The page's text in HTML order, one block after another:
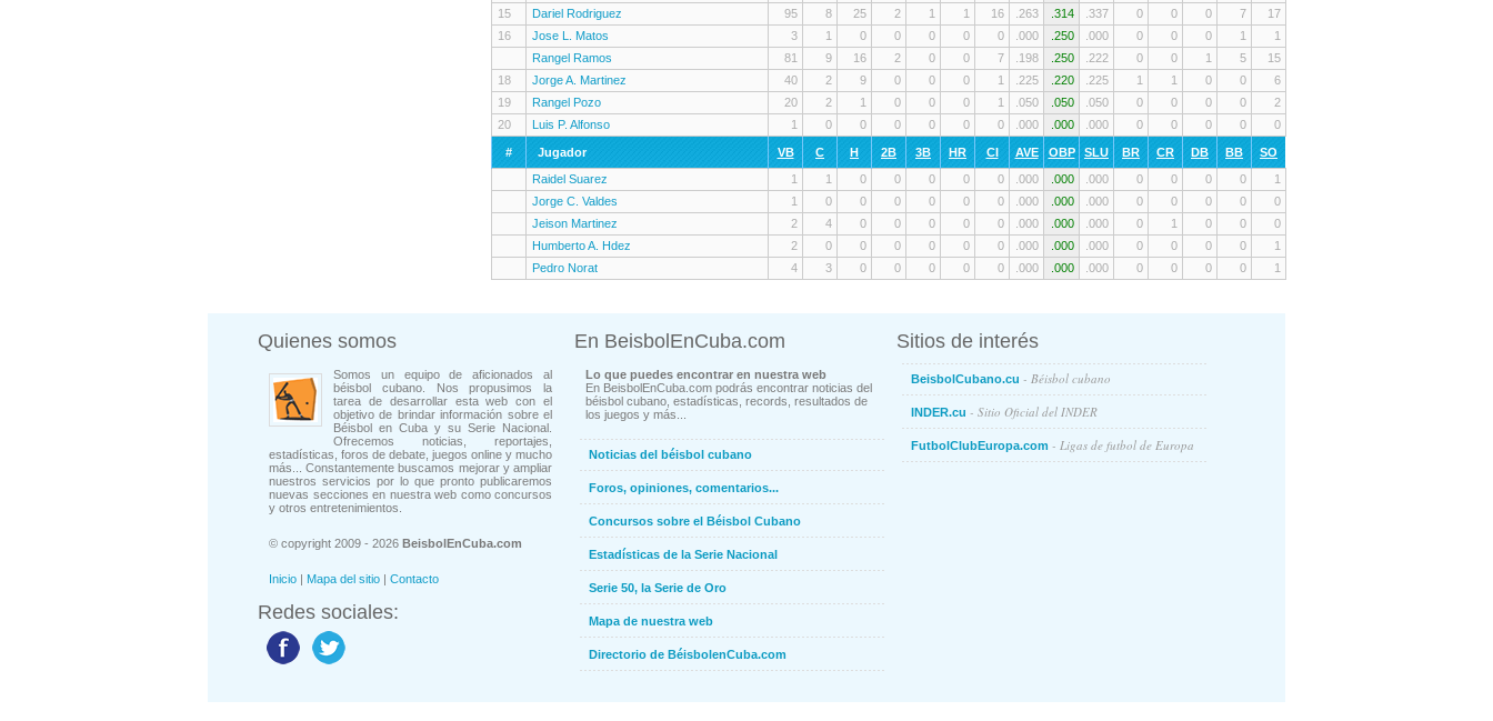
15
Dariel Rodriguez 95 8 25 2 1 1 16 .263 .314 .337 0 0 0 7
17
16
Jose L. Matos 3 1 0 0 0 0 0 .000 .250 .000 0 0 0 1
1
Rangel Ramos
81 9 16 2 0 0 7 .198 .250 .222 0 0 1 5
15
18
Jorge A. Martinez 40 2 9 0 0 0 1 .225 .220 .225 1 1 0 0
6
19
Rangel Pozo 20 2 1 0 0 0 1 .050 .050 .050 0 0 0 0
2
20
Luis P. Alfonso 1 0 0 0 0 0 0 .000 .000 .000 0 0 0 0 0
# Jugador VB C H 2B 3B HR CI AVE OBP SLU BR CR DB BB
SO
Raidel Suarez
1 1 0 0 0 0 0 .000 .000 .000 0 0 0 0
1
Jorge C. Valdes
1 0 0 0 0 0 0 .000 .000 .000 0 0 0 0
0
Jeison Martinez
2 4 0 0 0 0 0 .000 .000 .000 0 1 0 0
0
Humberto A. Hdez
2 0 0 0 0 0 0 .000 .000 .000 0 0 0 0
1
Pedro Norat
4 3 0 0 0 0 0 .000 .000 .000 0 0 0 0 1
Quienes somos
Somos un equipo de aficionados al
béisbol cubano. Nos propusimos la
tarea de desarrollar esta web con el
objetivo de brindar información sobre el
Béisbol en Cuba y su Serie Nacional.
Ofrecemos noticias, reportajes,
estadísticas, foros de debate, juegos online y mucho
más... Constantemente buscamos mejorar y ampliar
nuestros servicios por lo que pronto publicaremos
nuevas secciones en nuestra web como concursos
y otros entretenimientos.
© copyright 2009 - 2026 BeisbolEnCuba.com
Inicio | Mapa del sitio | Contacto
Redes sociales:
En BeisbolEnCuba.com
Lo que puedes encontrar en nuestra web
En BeisbolEnCuba.com podrás encontrar noticias del
béisbol cubano, estadísticas, records, resultados de
los juegos y más...
Noticias del béisbol cubano
Foros, opiniones, comentarios...
Concursos sobre el Béisbol Cubano
Estadísticas de la Serie Nacional
Serie 50, la Serie de Oro
Mapa de nuestra web
Directorio de BéisbolenCuba.com
Sitios de interés
BeisbolCubano.cu - Béisbol cubano
INDER.cu - Sitio Oficial del INDER
FutbolClubEuropa.com - Ligas de futbol de Europa